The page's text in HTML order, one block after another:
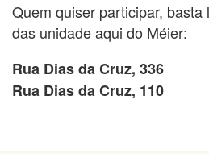
Quem quiser participar,
das unidade aqui do Méier:
Rua Dias da Cruz, 336
Rua Dias da Cruz, 110